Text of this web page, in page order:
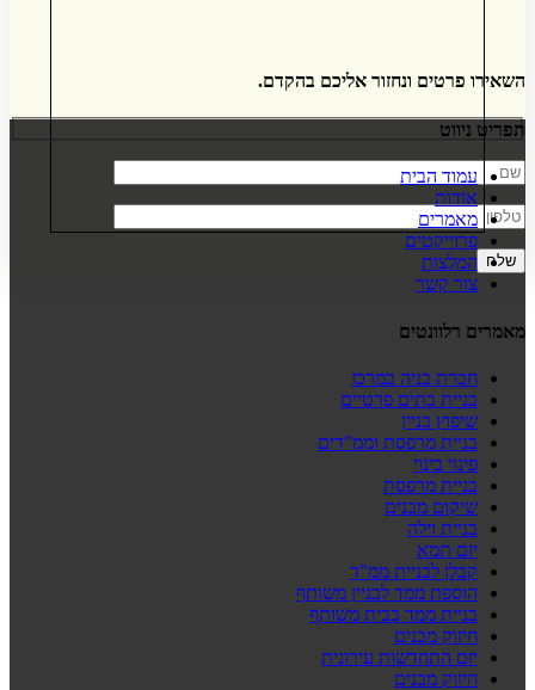
השאירו פרטים ונחזור אליכם בהקדם.
תפריט ניווט
עמוד הבית
אודות
מאמרים
פרוייקטים
המלצות
צור קשר
מאמרים רלוונטים
חברת בניה במרכז
בניית בתים פרטיים
שיפוץ בניין
בניית מרפסת וממ"דים
פינוי בינוי
בניית מרפסת
שיקום מבנים
בניית וילה
יזם תמא
קבלן לבניית ממ"ד
הוספת ממד לבניין משותף
בניית ממד בבית משותף
חיזוק מבנים
יזם התחדשות עירונית
חיזוק מבנים